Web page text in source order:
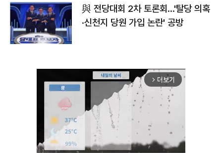
與 전당대회 2차 토론회…'탈당 의혹
·신천지 당원 가입 논란' 공방
arrow_forward_ios 더보기